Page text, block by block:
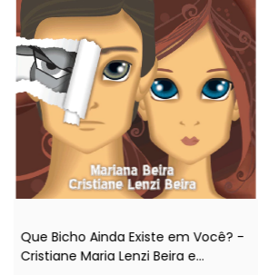
Que Bicho Ainda Existe em Você? -
Cristiane Maria Lenzi Beira e